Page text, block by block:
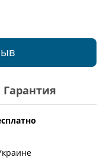
Гарантия